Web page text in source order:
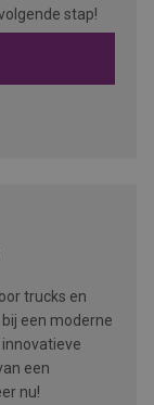
stap!
trucks en
een moderne
een
nu!